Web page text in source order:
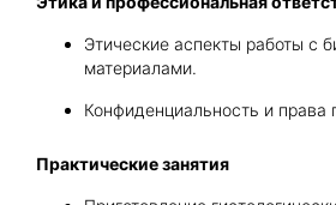
Этические аспекты работы с
материалами.
Конфиденциальность и права
Практические занятия